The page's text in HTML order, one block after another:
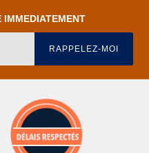
IMMEDIATEMENT